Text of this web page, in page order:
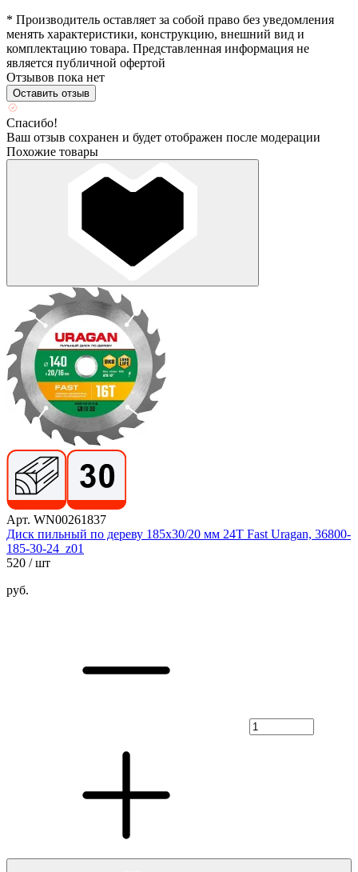
* Производитель оставляет за собой право без уведомления
менять характеристики, конструкцию, внешний вид и
комплектацию товара. Представленная информация не
является публичной офертой
Отзывов пока нет
Оставить отзыв
Спасибо!
Ваш отзыв сохранен и будет отображен после модерации
Похожие товары
Арт. WN00261837
Диск пильный по дереву 185х30/20 мм 24Т Fast Uragan, 36800-
185-30-24_z01
520 / шт
руб.